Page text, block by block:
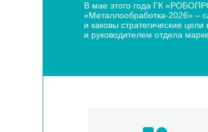
В мае этого года ГК
«Металлообработка-2026» –
и каковы стратегические
и руководителем отдела